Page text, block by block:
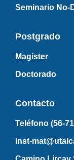
Seminario No-
Postgrado
Magister
Doctorado
Contacto
Teléfono (56-
inst-